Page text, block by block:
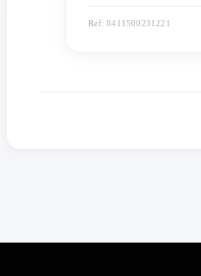
Ref: 8411500231221